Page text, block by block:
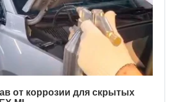
от коррозии для скрытых